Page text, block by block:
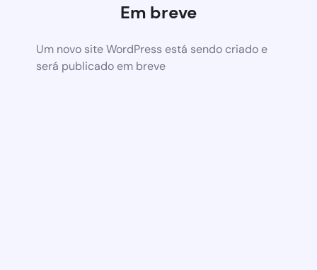
Em breve
Um novo site WordPress está sendo criado e
será publicado em breve